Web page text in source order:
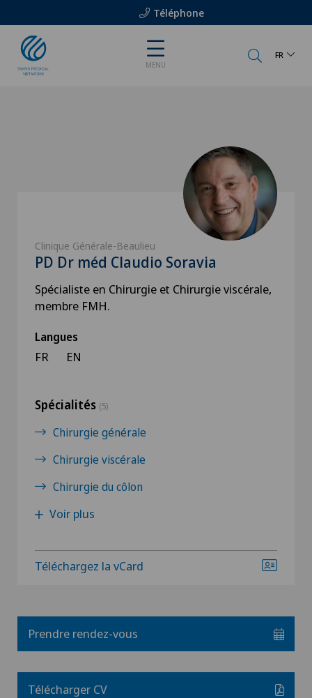
Téléphone
MENU
FR
Clinique Générale-Beaulieu
PD Dr méd Claudio Soravia
Spécialiste en Chirurgie et Chirurgie viscérale,
membre FMH.
Langues
FR EN
Spécialités (5)
Chirurgie générale
Chirurgie viscérale
Chirurgie du côlon
Voir plus
Téléchargez la vCard
Prendre rendez-vous
Télécharger CV